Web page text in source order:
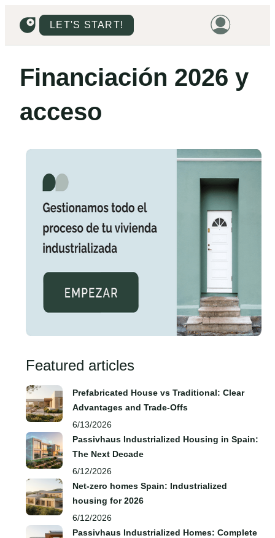
LET'S START!
HOUSING
PROJECTS
PRICES
Financiación 2026 y
acceso
Featured articles
Prefabricated House vs Traditional: Clear
Advantages and Trade‑Offs
6/13/2026
Passivhaus Industrialized Housing in Spain:
The Next Decade
6/12/2026
Net-zero homes Spain: Industrialized
housing for 2026
6/12/2026
Passivhaus Industrialized Homes: Complete